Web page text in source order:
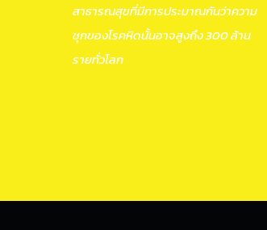
สาธารณสุขที่มีการประมาณกันว่าความ
ชุกของโรคหิดนั้นอาจสูงถึง 300 ล้าน
รายทั่วโลก